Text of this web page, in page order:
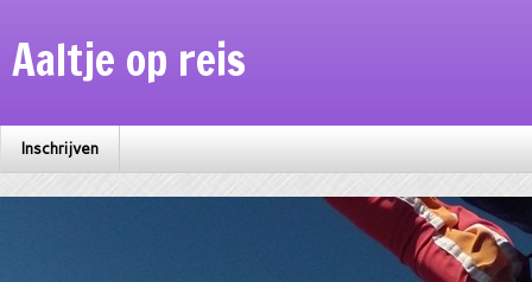
Aaltje op reis
Inschrijven